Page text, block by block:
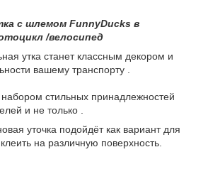
с шлемом FunnyDucks в
/велосипед
утка станет классным декором и
вашему транспорту .
набором стильных принадлежностей
и не только .
уточка подойдёт как вариант для
на различную поверхность.